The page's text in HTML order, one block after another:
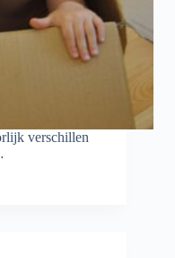
verschillen